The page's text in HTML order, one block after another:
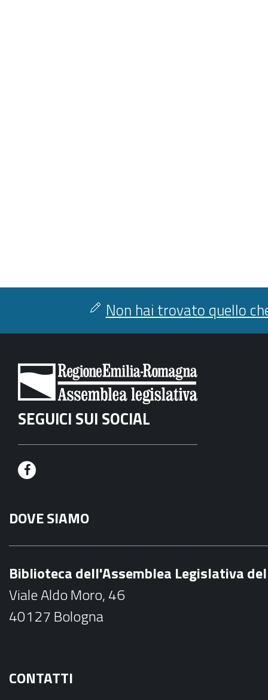
Non hai trovato quello
SEGUICI SUI SOCIAL
F
c
e
o
k
DOVE SIAMO
Biblioteca dell'Assemblea Legislativa
Viale Aldo Moro, 46
40127 Bologna
CONTATTI